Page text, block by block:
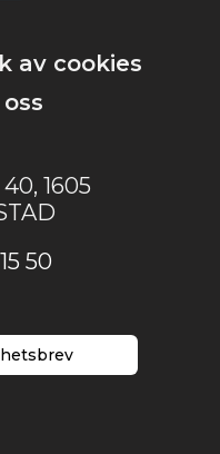
av cookies
40, 1605
50